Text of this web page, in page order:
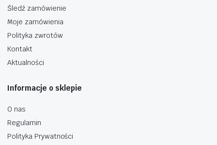
Śledź zamówienie
Moje zamówienia
Polityka zwrotów
Kontakt
Aktualności
Informacje o sklepie
O nas
Regulamin
Polityka Prywatności